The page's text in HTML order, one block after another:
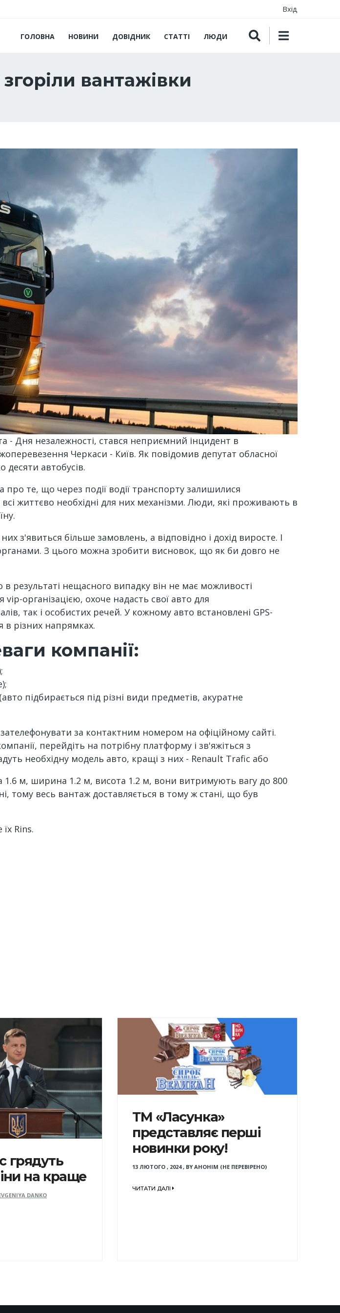
Вхід
ГОЛОВНА НОВИНИ ДОВІДНИК СТАТТІ ЛЮДИ
вантажівки
- Дня незалежності, стався неприємний інцидент в
Черкаси - Київ. Як повідомив депутат обласної
десяти автобусів.
те, що через події водії транспорту залишилися
життєво необхідні для них механізми. Люди, які проживають в
з'явиться більше замовлень, а відповідно і дохід виросте. І
З цього можна зробити висновок, що як би довго не
результаті нещасного випадку він не має можливості
vip-організацією, охоче надасть свої авто для
так і особистих речей. У кожному авто встановлені GPS-
різних напрямках.
компанії:
підбирається під різні види предметів, акуратне
за контактним номером на офіційному сайті.
перейдіть на потрібну платформу і зв'яжіться з
необхідну модель авто, кращі з них - Renault Trafic або
м, ширина 1.2 м, висота 1.2 м, вони витримують вагу до 800
тому весь вантаж доставляється в тому ж стані, що був
Rins.
грядуть
на краще
DANKO
ТМ «Ласунка»
представляє перші
новинки року!
13 ЛЮТОГО , 2024, BY АНОНІМ (НЕ ПЕРЕВІРЕНО)
ЧИТАТИ ДАЛІ